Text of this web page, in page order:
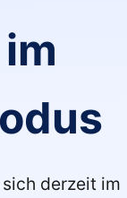
derzeit im